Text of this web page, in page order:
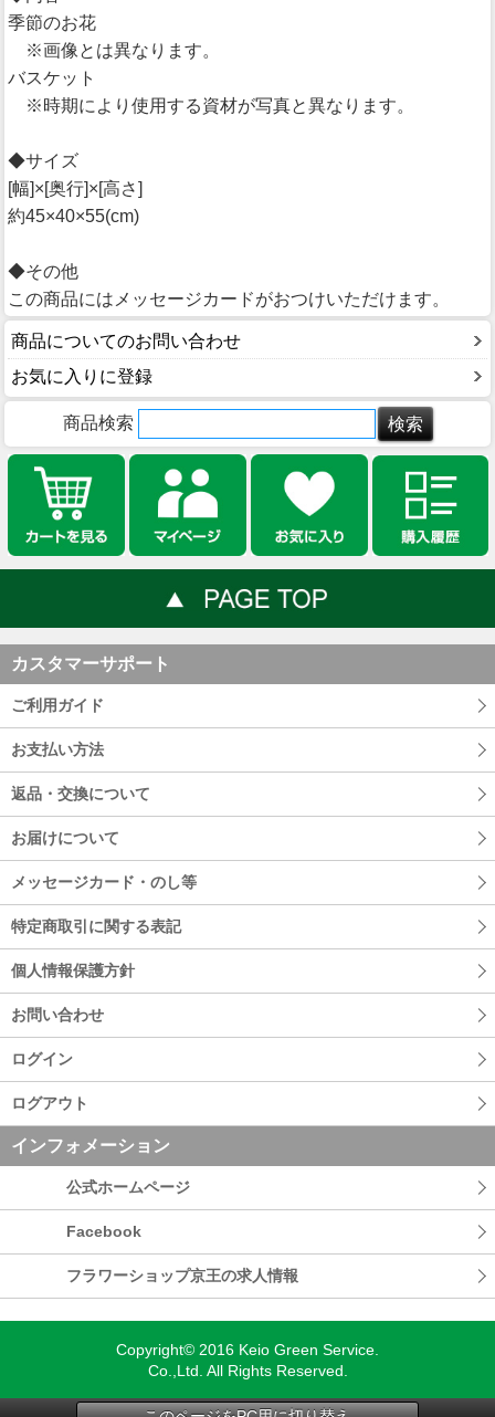
季節のお花
※画像とは異なります。
バスケット
※時期により使用する資材が写真と異なります。
◆サイズ
[幅]×[奥行]×[高さ]
約45×40×55(cm)
◆その他
この商品にはメッセージカードがおつけいただけます。
商品についてのお問い合わせ
お気に入りに登録
商品検索
カスタマーサポート
ご利用ガイド
お支払い方法
返品・交換について
お届けについて
メッセージカード・のし等
特定商取引に関する表記
個人情報保護方針
お問い合わせ
ログイン
ログアウト
インフォメーション
公式ホームページ
Facebook
フラワーショップ京王の求人情報
Copyright© 2016 Keio Green Service.
Co.,Ltd. All Rights Reserved.